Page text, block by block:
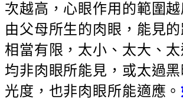
次越高，心眼作用的範圍
由父母所生的肉眼，能見
相當有限，太小、太大、太
均非肉眼所能見，或太過
光度，也非肉眼所能適應。